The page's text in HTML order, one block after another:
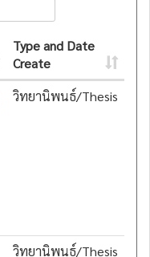
Type and Date
Create
วิทยานิพนธ์/Thesis
วิทยานิพนธ์/Thesis